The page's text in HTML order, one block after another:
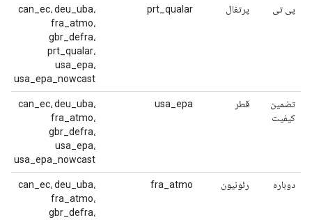
پی تی پرتغال prt_qualar
can_ec، deu_uba،
fra_atmo،
gbr_defra،
prt_qualar،
usa_epa،
usa_epa_nowcast
تضمین
کیفیت
قطر usa_epa
can_ec، deu_uba،
fra_atmo،
gbr_defra،
usa_epa،
usa_epa_nowcast
دوباره رئونیون fra_atmo
can_ec، deu_uba،
fra_atmo،
gbr_defra،